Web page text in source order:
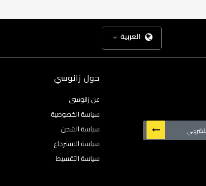
العربية
حول زانوسي
عن زانوسى
سياسة الخصوصية
سياسة الشحن
سياسة الاسترجاع
سياسة التقسيط